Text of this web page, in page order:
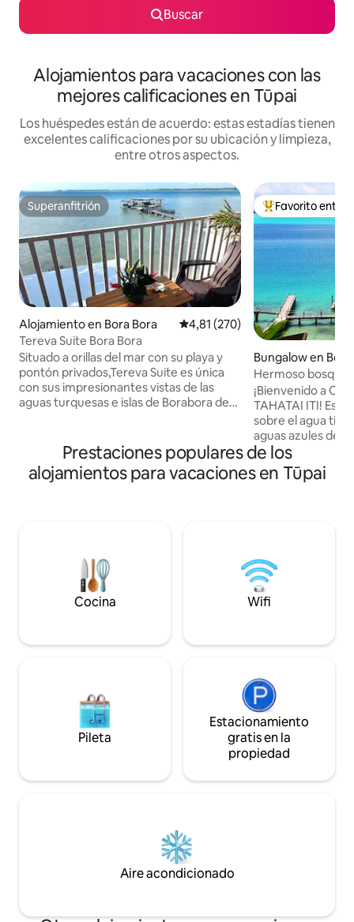
Buscar
Alojamientos para vacaciones con las
mejores calificaciones en Tūpai
Los huéspedes están de acuerdo: estas estadías tienen
excelentes calificaciones por su ubicación y limpieza,
entre otros aspectos.
Superanfitrión
Superanfitrión
Alojamiento en Bora Bora Calificación promedio: 4,81 de
4,81 (270)
Tereva Suite Bora Bora
Situado a orillas del mar con su playa y
pontón privados,Tereva Suite es única
con sus impresionantes vistas de las
aguas turquesas e islas de Borabora de
pies! Aseguramos los traslados en el
check in y out(con parada de
supermercado) , comunicarnos los
Favorito entre
Favorito entre
Bungalow en
Hermoso bosque
Bora.
¡Bienvenido a
TAHATAI ITI!
sobre el agua
aguas azules de
ofrece increíbles
románticas, así
lo que lo
estadounidenses
Nicholson.
Prestaciones populares de los
alojamientos para vacaciones en Tūpai
Cocina Wifi
Pileta
Estacionamiento
gratis en la
propiedad
Aire acondicionado